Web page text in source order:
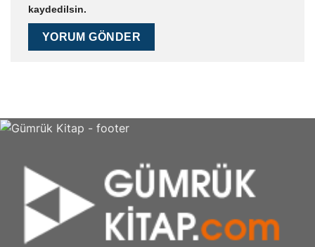
kaydedilsin.